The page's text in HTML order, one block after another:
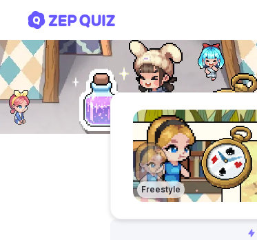
Freestyle